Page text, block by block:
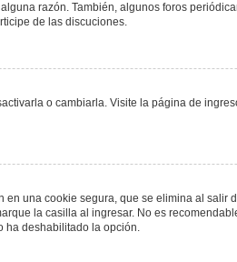
razón. También, algunos foros
de las discuciones.
o cambiarla. Visite la página de
una cookie segura, que se elimina al
la casilla al ingresar. No es
ha deshabilitado la opción.